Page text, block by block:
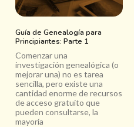
Guía de Genealogía para
Principiantes: Parte 1
Comenzar una
investigación genealógica (o
mejorar una) no es tarea
sencilla, pero existe una
cantidad enorme de recursos
de acceso gratuito que
pueden consultarse, la
mayoría